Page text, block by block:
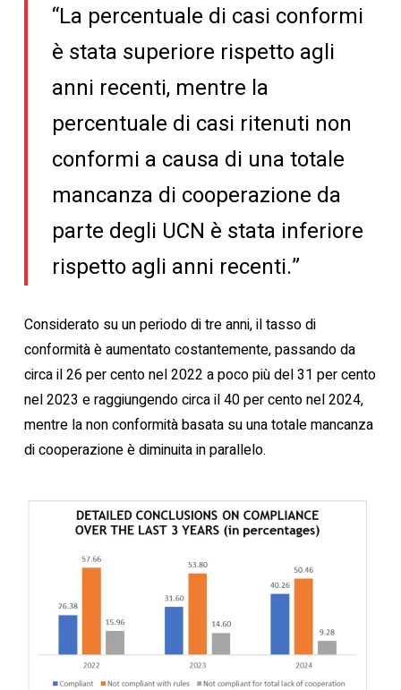
“La percentuale di casi conformi
è stata superiore rispetto agli
anni recenti, mentre la
percentuale di casi ritenuti non
conformi a causa di una totale
mancanza di cooperazione da
parte degli UCN è stata inferiore
rispetto agli anni recenti.”
Considerato su un periodo di tre anni, il tasso di
conformità è aumentato costantemente, passando da
circa il 26 per cento nel 2022 a poco più del 31 per cento
nel 2023 e raggiungendo circa il 40 per cento nel 2024,
mentre la non conformità basata su una totale mancanza
di cooperazione è diminuita in parallelo.